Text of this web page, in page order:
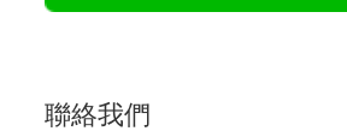
聯絡我們